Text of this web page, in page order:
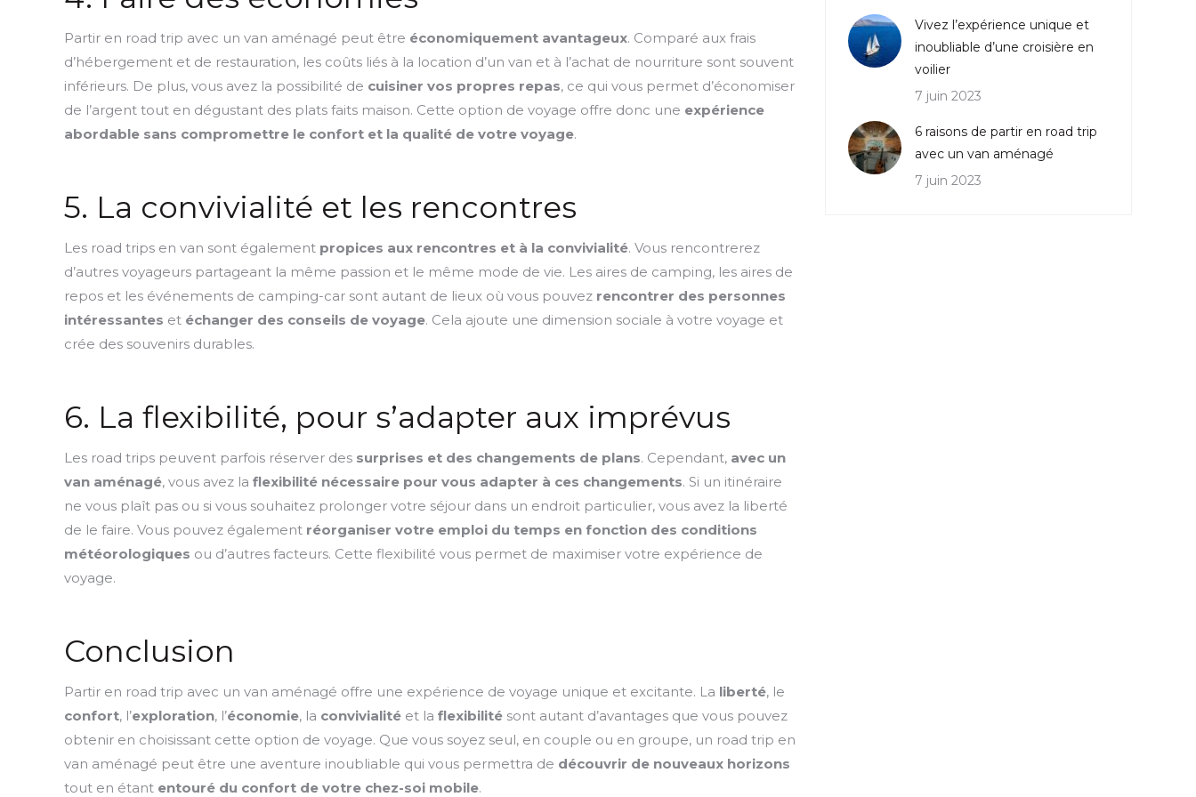
Partir en road trip avec un van aménagé peut être économiquement avantageux. Comparé aux frais
d’hébergement et de restauration, les coûts liés à la location d’un van et à l’achat de nourriture sont souvent
inférieurs. De plus, vous avez la possibilité de cuisiner vos propres repas, ce qui vous permet d’économiser
de l’argent tout en dégustant des plats faits maison. Cette option de voyage offre donc une expérience
abordable sans compromettre le confort et la qualité de votre voyage.
5. La convivialité et les rencontres
Les road trips en van sont également propices aux rencontres et à la convivialité. Vous rencontrerez
d’autres voyageurs partageant la même passion et le même mode de vie. Les aires de camping, les aires de
repos et les événements de camping-car sont autant de lieux où vous pouvez rencontrer des personnes
intéressantes et échanger des conseils de voyage. Cela ajoute une dimension sociale à votre voyage et
crée des souvenirs durables.
6. La flexibilité, pour s’adapter aux imprévus
Les road trips peuvent parfois réserver des surprises et des changements de plans. Cependant, avec un
van aménagé, vous avez la flexibilité nécessaire pour vous adapter à ces changements. Si un itinéraire
ne vous plaît pas ou si vous souhaitez prolonger votre séjour dans un endroit particulier, vous avez la liberté
de le faire. Vous pouvez également réorganiser votre emploi du temps en fonction des conditions
météorologiques ou d’autres facteurs. Cette flexibilité vous permet de maximiser votre expérience de
voyage.
Conclusion
Partir en road trip avec un van aménagé offre une expérience de voyage unique et excitante. La liberté, le
confort, l’exploration, l’économie, la convivialité et la flexibilité sont autant d’avantages que vous pouvez
obtenir en choisissant cette option de voyage. Que vous soyez seul, en couple ou en groupe, un road trip en
van aménagé peut être une aventure inoubliable qui vous permettra de découvrir de nouveaux horizons
tout en étant entouré du confort de votre chez-soi mobile.
Vivez l’expérience unique et
inoubliable d’une croisière en
voilier
7 juin 2023
6 raisons de partir en road trip
avec un van aménagé
7 juin 2023